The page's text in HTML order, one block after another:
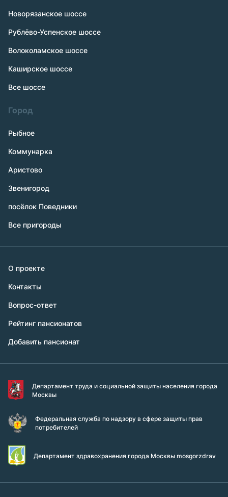
Новорязанское шоссе
Рублёво-Успенское шоссе
Волоколамское шоссе
Каширское шоссе
Все шоссе
Город
Рыбное
Коммунарка
Аристово
Звенигород
посёлок Поведники
Все пригороды
О проекте
Контакты
Вопрос-ответ
Рейтинг пансионатов
Добавить пансионат
Департамент труда и социальной защиты населения города
Москвы
Федеральная служба по надзору в сфере защиты прав
потребителей
Департамент здравохранения города Москвы mosgorzdrav